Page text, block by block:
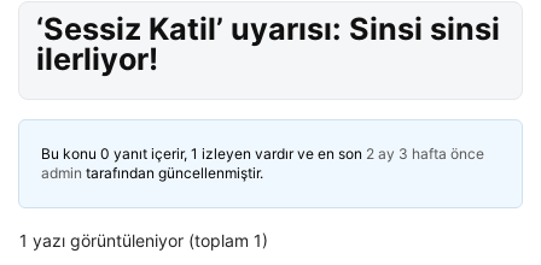
‘Sessiz Katil’ uyarısı: Sinsi sinsi
ilerliyor!
Bu konu 0 yanıt içerir, 1 izleyen vardır ve en son 2 ay 3 hafta önce
admin tarafından güncellenmiştir.
1 yazı görüntüleniyor (toplam 1)